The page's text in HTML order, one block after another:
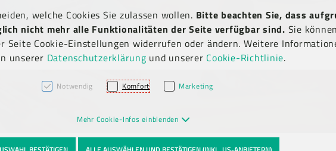
welche Cookies Sie zulassen wollen. Bitte beachten Sie, dass
nicht mehr alle Funktionalitäten der Seite verfügbar sind. Sie
Seite Cookie-Einstellungen widerrufen oder ändern. Weitere
unserer Datenschutzerklärung und unserer Cookie-Richtlinie.
Notwendig Komfort Marketing
Mehr Cookie-Infos einblenden